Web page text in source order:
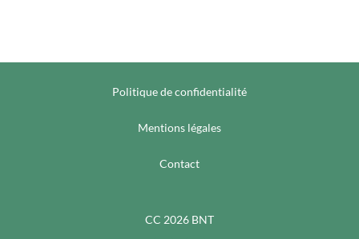
Politique de confidentialité
Mentions légales
Contact
CC 2026 BNT